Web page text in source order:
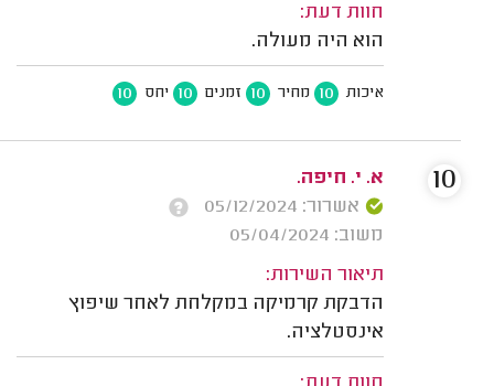
חוות דעת:
הוא היה מעולה.
איכות 10 מחיר 10 זמנים 10 יחס 10
א. י. חיפה.
אשרור: 05/12/2024
משוב: 05/04/2024
תיאור השירות:
הדבקת קרמיקה במקלחת לאחר שיפוץ
אינסטלציה.
10